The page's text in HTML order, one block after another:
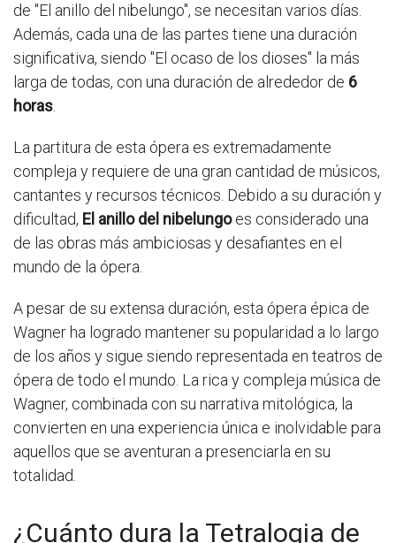
de "El anillo del nibelungo", se necesitan varios días.
Además, cada una de las partes tiene una duración
significativa, siendo "El ocaso de los dioses" la más
larga de todas, con una duración de alrededor de 6
horas
La partitura de esta ópera es extremadamente
compleja y requiere de una gran cantidad de músicos,
cantantes y recursos técnicos. Debido a su duración y
dificultad, El anillo del nibelungoes considerado una
de las obras más ambiciosas y desafiantes en el
mundo de la ópera.
A pesar de su extensa duración, esta ópera épica de
Wagner ha logrado mantener su popularidad a lo largo
de los años y sigue siendo representada en teatros de
ópera de todo el mundo. La rica y compleja música de
Wagner, combinada con su narrativa mitológica, la
convierten en una experiencia única e inolvidable para
aquellos que se aventuran a presenciarla en su
totalidad.
¿Cuánto dura la Tetralogia de